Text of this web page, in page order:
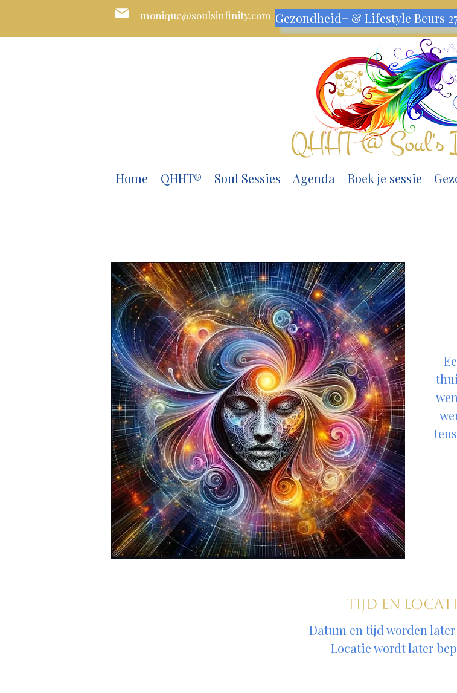
monique@soulsinfinity.com Gezondheid+ & Lifestyle Beurs
Home QHHT® Soul Sessies Agenda Boek je sessie
Tijd en
Datum en tijd worden
Locatie wordt later